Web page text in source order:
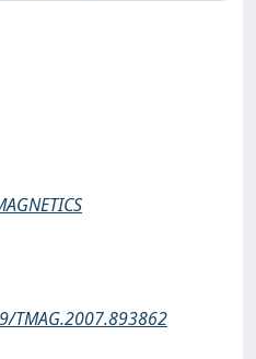
TMAG.2007.893862